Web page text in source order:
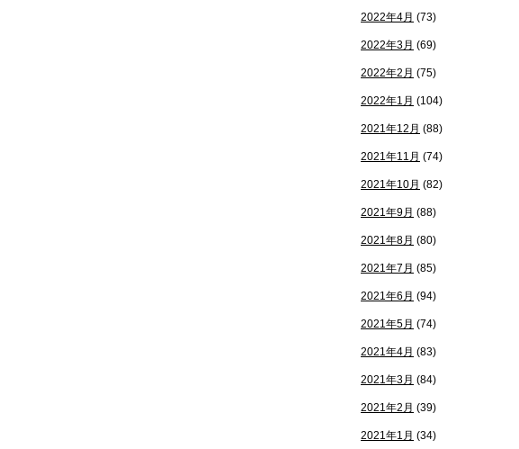
2022年4月 (73)
2022年3月 (69)
2022年2月 (75)
2022年1月 (104)
2021年12月 (88)
2021年11月 (74)
2021年10月 (82)
2021年9月 (88)
2021年8月 (80)
2021年7月 (85)
2021年6月 (94)
2021年5月 (74)
2021年4月 (83)
2021年3月 (84)
2021年2月 (39)
2021年1月 (34)